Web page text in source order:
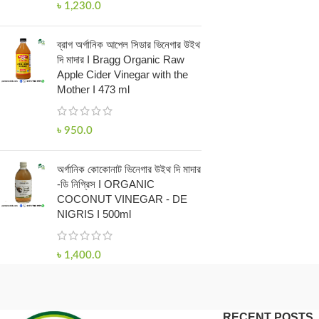
৳ 1,230.0
ব্রাগ অর্গানিক আপেল সিডার ভিনেগার উইথ
দি মাদার I Bragg Organic Raw
Apple Cider Vinegar with the
Mother I 473 ml
৳ 950.0
অর্গানিক কোকোনাট ভিনেগার উইথ দি মাদার
-ডি নিগ্রিস I ORGANIC
COCONUT VINEGAR - DE
NIGRIS I 500ml
৳ 1,400.0